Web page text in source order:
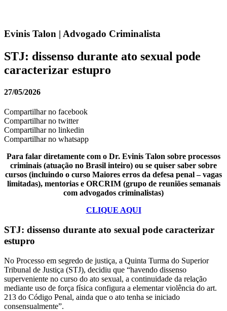
Evinis Talon | Advogado Criminalista
STJ: dissenso durante ato sexual pode
caracterizar estupro
27/05/2026
Compartilhar no facebook
Compartilhar no twitter
Compartilhar no linkedin
Compartilhar no whatsapp
Para falar diretamente com o Dr. Evinis Talon sobre processos
criminais (atuação no Brasil inteiro) ou se quiser saber sobre
cursos (incluindo o curso Maiores erros da defesa penal – vagas
limitadas), mentorias e ORCRIM (grupo de reuniões semanais
com advogados criminalistas)
CLIQUE AQUI
STJ: dissenso durante ato sexual pode caracterizar
estupro
No Processo em segredo de justiça, a Quinta Turma do Superior
Tribunal de Justiça (STJ), decidiu que “havendo dissenso
superveniente no curso do ato sexual, a continuidade da relação
mediante uso de força física configura a elementar violência do art.
213 do Código Penal, ainda que o ato tenha se iniciado
consensualmente”.